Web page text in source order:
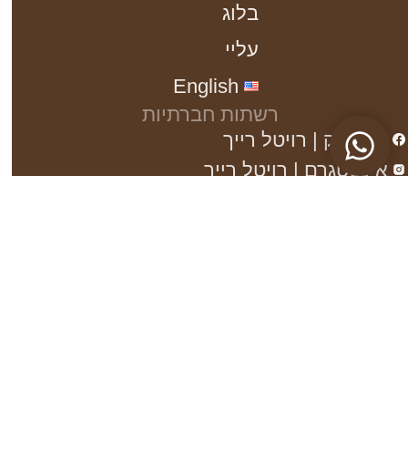
בלוג
עליי
English
רשתות חברתיות
פייסבוק | רויטל רייך
אינסטגרם | רויטל רייך